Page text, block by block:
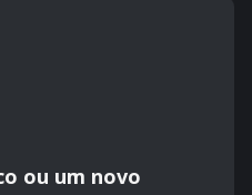
ou um novo